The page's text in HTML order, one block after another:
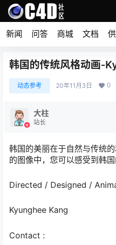
新闻 问答 商城 文档
韩国的传统风格动画-
动态参考 20年11月3日 0
大柱
站长
韩国的美丽在于自然与传统
的图像中，您可以感受到韩国
Directed / Designed /
Kyunghee Kang ​​​​​​​
Contact :